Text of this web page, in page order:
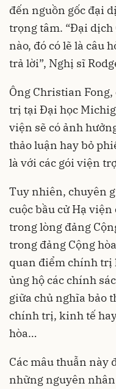
đến nguồn gốc đại
trọng tâm. “Đại dịch
nào, đó có lẽ là câu
trả lời”, Nghị sĩ
Ông Christian
trị tại Đại học
viện sẽ có ảnh
thảo luận hay bỏ
là với các gói viện
Tuy nhiên, chuyên
cuộc bầu cử Hạ
trong lòng đảng
trong đảng Cộng
quan điểm chính trị
ủng hộ các chính
giữa chủ nghĩa bảo
chính trị, kinh tế
hòa…
Các mâu thuẫn này
những nguyên